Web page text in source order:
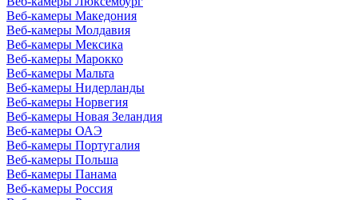
Веб-камеры Македония
Веб-камеры Молдавия
Веб-камеры Мексика
Веб-камеры Марокко
Веб-камеры Мальта
Веб-камеры Нидерланды
Веб-камеры Норвегия
Веб-камеры Новая Зеландия
Веб-камеры ОАЭ
Веб-камеры Португалия
Веб-камеры Польша
Веб-камеры Панама
Веб-камеры Россия